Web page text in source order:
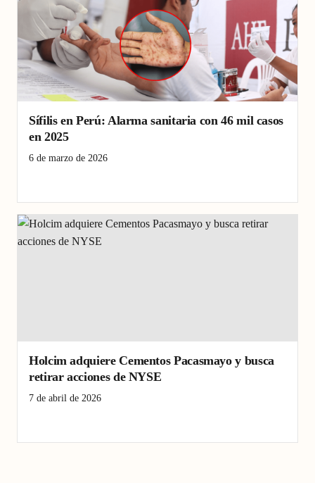
Sífilis en Perú: Alarma sanitaria con 46 mil casos
en 2025
6 de marzo de 2026
Holcim adquiere Cementos Pacasmayo y busca
retirar acciones de NYSE
7 de abril de 2026